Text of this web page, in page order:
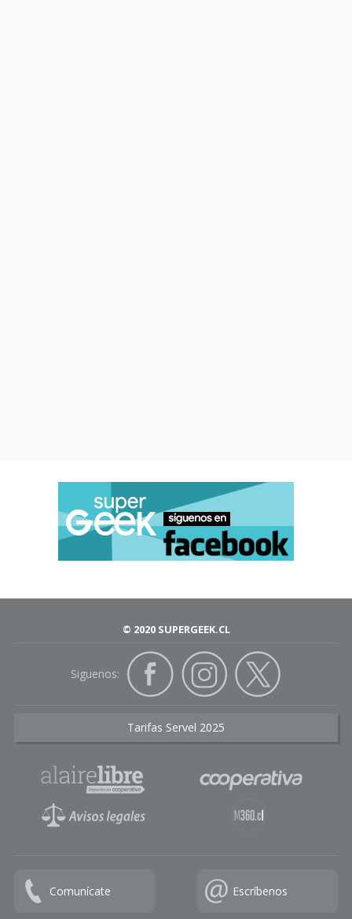
© 2020 SUPERGEEK.CL
Siguenos:
Tarifas Servel 2025
Comunícate Escríbenos